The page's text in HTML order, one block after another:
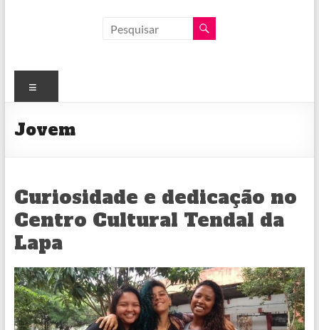
PROGRAMA
MONITOR
CULTURAL
Jovem
Curiosidade e dedicação no
Centro Cultural Tendal da
Lapa